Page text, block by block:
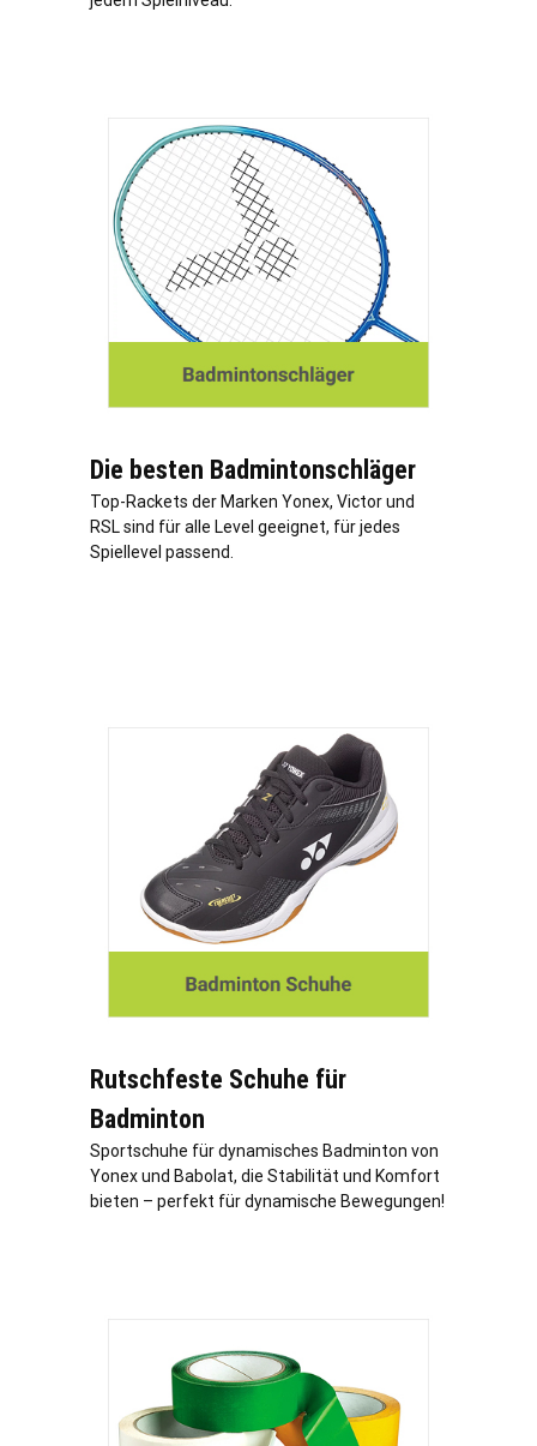
Die besten Badmintonschläger
Top-Rackets der Marken Yonex, Victor und
RSL sind für alle Level geeignet, für jedes
Spiellevel passend.
Rutschfeste Schuhe für
Badminton
Sportschuhe für dynamisches Badminton von
Yonex und Babolat, die Stabilität und Komfort
bieten – perfekt für dynamische Bewegungen!